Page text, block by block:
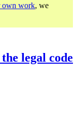
own work, we
the legal code